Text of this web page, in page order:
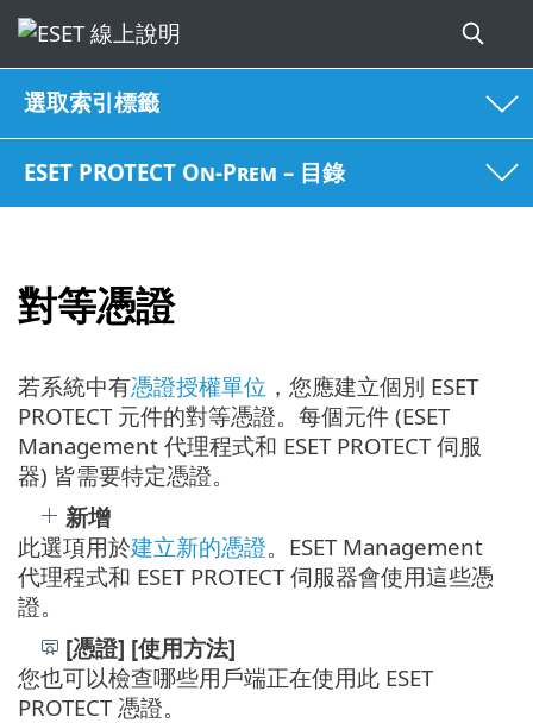
選取索引標籤
ESET PROTECT On-Prem – 目錄
對等憑證
若系統中有憑證授權單位 ，您應建立個別 ESET
PROTECT 元件的對等憑證。每個元件 (ESET
Management 代理程式和 ESET PROTECT 伺服
器) 皆需要特定憑證。
新增
此選項用於建立新的憑證。ESET Management
代理程式和 ESET PROTECT 伺服器會使用這些憑
證。
[憑證] [使用方法]
您也可以檢查哪些用戶端正在使用此 ESET
PROTECT 憑證。